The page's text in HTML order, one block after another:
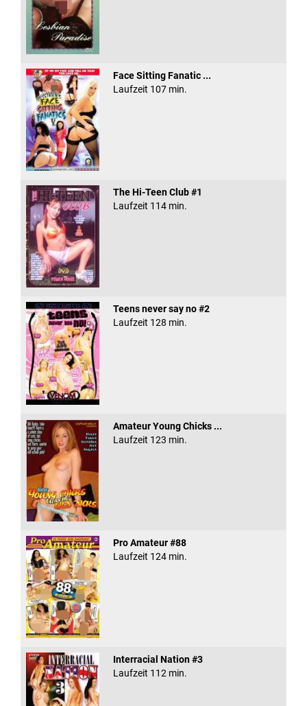
Face Sitting Fanatic ...
Laufzeit 107 min.
The Hi-Teen Club #1
Laufzeit 114 min.
Teens never say no #2
Laufzeit 128 min.
Amateur Young Chicks ...
Laufzeit 123 min.
Pro Amateur #88
Laufzeit 124 min.
Interracial Nation #3
Laufzeit 112 min.